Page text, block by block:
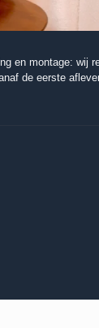
en montage: wij
de eerste